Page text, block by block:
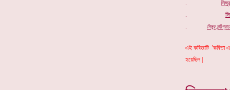
.
.
.
সিঙ্গুর
এই কবিতাটি 'কবিতা
হয়েছিল |